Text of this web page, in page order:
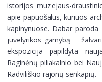
istorijos muziejaus-
apie papuošalus, kuriuos
kapinynuose. Dabar
juvelyrikos gamybą –
ekspozicija papildyta
Raginėnų piliakalnio bei
Radviliškio rajonų senkapių.